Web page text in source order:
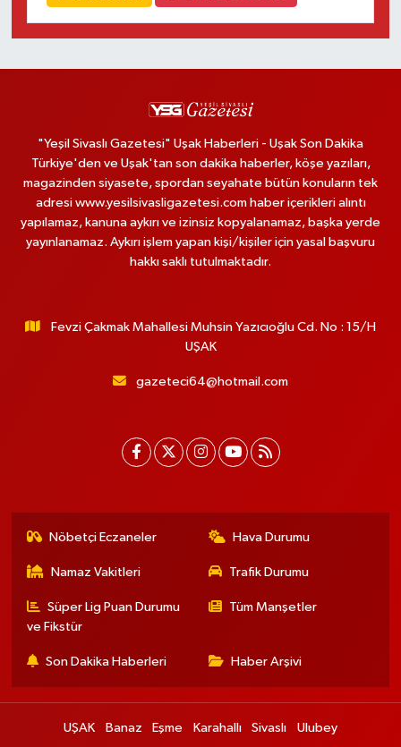
"Yeşil Sivaslı Gazetesi" Uşak Haberleri - Uşak Son Dakika
Türkiye'den ve Uşak'tan son dakika haberler, köşe yazıları,
magazinden siyasete, spordan seyahate bütün konuların tek
adresi www.yesilsivasligazetesi.com haber içerikleri alıntı
yapılamaz, kanuna aykırı ve izinsiz kopyalanamaz, başka yerde
yayınlanamaz. Aykırı işlem yapan kişi/kişiler için yasal başvuru
hakkı saklı tutulmaktadır.
Fevzi Çakmak Mahallesi Muhsin Yazıcıoğlu Cd. No : 15/H
UŞAK
gazeteci64@hotmail.com
Nöbetçi Eczaneler Hava Durumu
Namaz Vakitleri Trafik Durumu
Süper Lig Puan Durumu
ve Fikstür
Tüm Manşetler
Son Dakika Haberleri Haber Arşivi
UŞAK Banaz Eşme Karahallı Sivaslı Ulubey